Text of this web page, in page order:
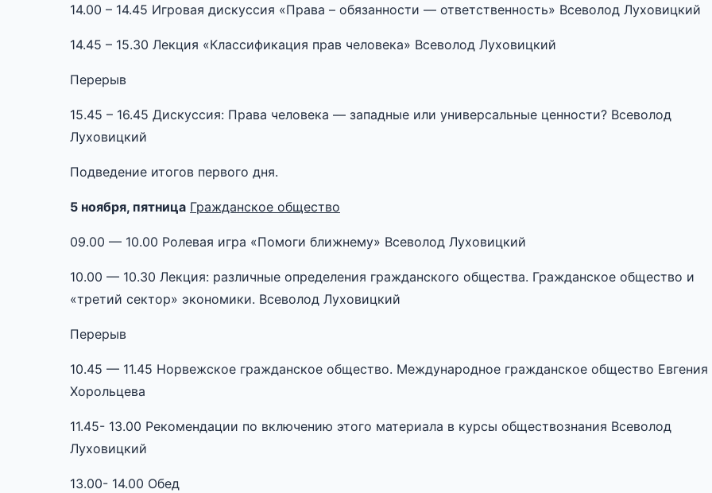
14.00 – 14.45 Игровая дискуссия «Права – обязанности — ответственность» Всеволод Луховицкий
14.45 – 15.30 Лекция «Классификация прав человека» Всеволод Луховицкий
Перерыв
15.45 – 16.45 Дискуссия: Права человека — западные или универсальные ценности? Всеволод
Луховицкий
Подведение итогов первого дня.
5 ноября, пятница Гражданское общество
09.00 — 10.00 Ролевая игра «Помоги ближнему» Всеволод Луховицкий
10.00 — 10.30 Лекция: различные определения гражданского общества. Гражданское общество и
«третий сектор» экономики. Всеволод Луховицкий
Перерыв
10.45 — 11.45 Норвежское гражданское общество. Международное гражданское общество Евгения
Хорольцева
11.45- 13.00 Рекомендации по включению этого материала в курсы обществознания Всеволод
Луховицкий
13.00- 14.00 Обед